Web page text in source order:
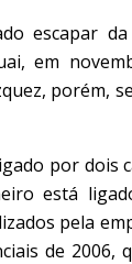
escapar
em
porém, se
por dois
está
pela
de 2006,